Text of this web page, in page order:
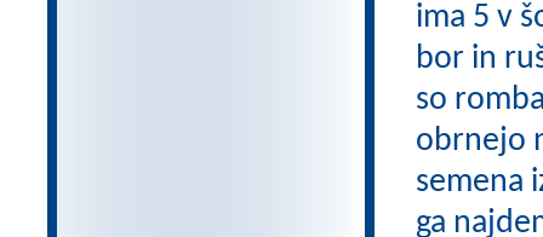
ima 5 v
bor in
so
obrnejo
semena
ga